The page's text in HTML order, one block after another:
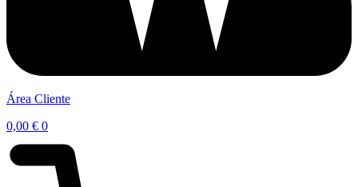
Área Cliente
0,00 € 0